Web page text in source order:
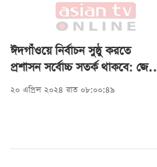
ঈদগাঁওয়ে নির্বাচন সুষ্ঠু করতে
প্রশাসন সর্বোচ্চ সতর্ক থাকবে: জেলা
প্রশাসক
২০ এপ্রিল ২০২৪ রাত ০৮:০০:৪৯